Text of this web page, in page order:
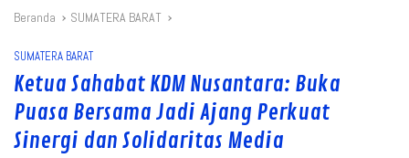
Beranda SUMATERA BARAT
SUMATERA BARAT
Ketua Sahabat KDM Nusantara: Buka
Puasa Bersama Jadi Ajang Perkuat
Sinergi dan Solidaritas Media